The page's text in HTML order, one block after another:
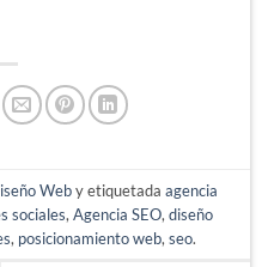
Weby etiquetada agencia
sociales, Agencia SEO, diseño
, posicionamiento web, seo.